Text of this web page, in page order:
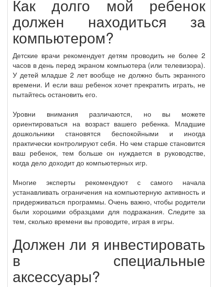
Как долго мой ребенок
должен находиться за
компьютером?
Детские врачи рекомендует детям проводить не более 2
часов в день перед экраном компьютера (или телевизора).
У детей младше 2 лет вообще не должно быть экранного
времени. И если ваш ребенок хочет прекратить играть, не
пытайтесь остановить его.
Уровни внимания различаются, но вы можете
ориентироваться на возраст вашего ребенка. Младшие
дошкольники становятся беспокойными и иногда
практически контролируют себя. Но чем старше становится
ваш ребенок, тем больше он нуждается в руководстве,
когда дело доходит до компьютерных игр.
Многие эксперты рекомендуют с самого начала
устанавливать ограничения на компьютерную активность и
придерживаться программы. Очень важно, чтобы родители
были хорошими образцами для подражания. Следите за
тем, сколько времени вы проводите, играя в игры.
Должен ли я инвестировать
в специальные
аксессуары?